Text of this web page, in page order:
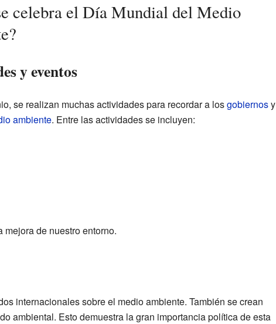
celebra el Día Mundial del Medio
y eventos
se realizan muchas actividades para recordar a losgobiernosy
ambiente. Entre las actividades se incluyen:
de nuestro entorno.
internacionales sobre el medio ambiente. También se crean
ambiental. Esto demuestra la gran importancia política de esta